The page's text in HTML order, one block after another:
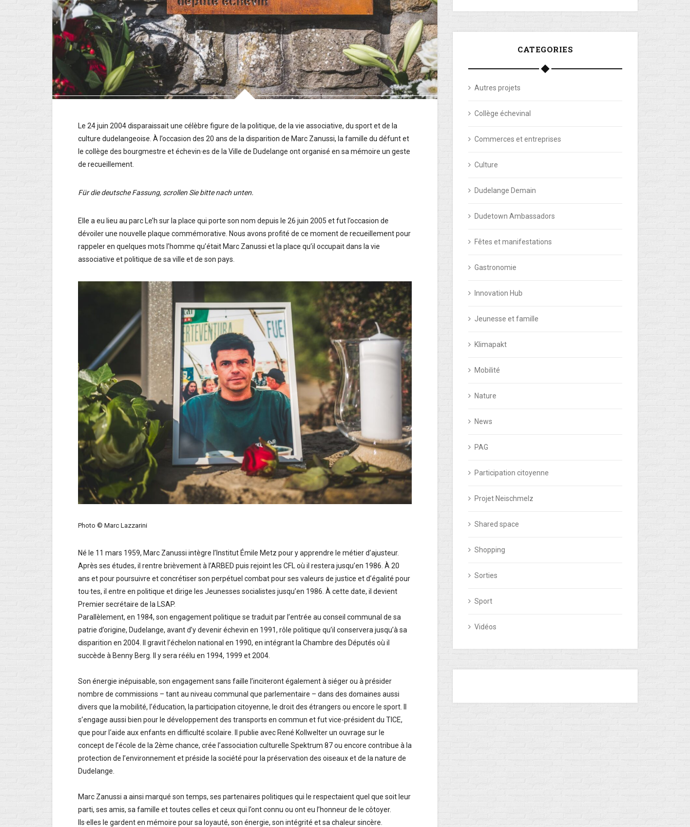
Le 24 juin 2004 disparaissait une célèbre figure de la politique, de la vie associative, du sport et de la
culture dudelangeoise. À l’occasion des 20 ans de la disparition de Marc Zanussi, la famille du défunt et
le collège des bourgmestre et échevin·es de la Ville de Dudelange ont organisé en sa mémoire un geste
de recueillement.
Für die deutsche Fassung, scrollen Sie bitte nach unten.
Elle a eu lieu au parc Le’h sur la place qui porte son nom depuis le 26 juin 2005 et fut l’occasion de
dévoiler une nouvelle plaque commémorative. Nous avons profité de ce moment de recueillement pour
rappeler en quelques mots l’homme qu’était Marc Zanussi et la place qu’il occupait dans la vie
associative et politique de sa ville et de son pays.
Photo © Marc Lazzarini
Né le 11 mars 1959, Marc Zanussi intègre l’Institut Émile Metz pour y apprendre le métier d’ajusteur.
Après ses études, il rentre brièvement à l’ARBED puis rejoint les CFL où il restera jusqu’en 1986. À 20
ans et pour poursuivre et concrétiser son perpétuel combat pour ses valeurs de justice et d’égalité pour
tou·tes, il entre en politique et dirige les Jeunesses socialistes jusqu’en 1986. À cette date, il devient
Premier secrétaire de la LSAP.
Parallèlement, en 1984, son engagement politique se traduit par l’entrée au conseil communal de sa
patrie d’origine, Dudelange, avant d’y devenir échevin en 1991, rôle politique qu’il conservera jusqu’à sa
disparition en 2004. Il gravit l’échelon national en 1990, en intégrant la Chambre des Députés où il
succède à Benny Berg. Il y sera réélu en 1994, 1999 et 2004.
Son énergie inépuisable, son engagement sans faille l’inciteront également à siéger ou à présider
nombre de commissions – tant au niveau communal que parlementaire – dans des domaines aussi
divers que la mobilité, l’éducation, la participation citoyenne, le droit des étrangers ou encore le sport. Il
s’engage aussi bien pour le développement des transports en commun et fut vice-président du TICE,
que pour l‘aide aux enfants en difficulté scolaire. Il publie avec René Kollwelter un ouvrage sur le
concept de l’école de la 2ème chance, crée l’association culturelle Spektrum 87 ou encore contribue à la
protection de l’environnement et préside la société pour la préservation des oiseaux et de la nature de
Dudelange.
Marc Zanussi a ainsi marqué son temps, ses partenaires politiques qui le respectaient quel que soit leur
parti, ses amis, sa famille et toutes celles et ceux qui l’ont connu ou ont eu l’honneur de le côtoyer.
Ils·elles le gardent en mémoire pour sa loyauté, son énergie, son intégrité et sa chaleur sincère.
CATEGORIES
Autres projets
Collège échevinal
Commerces et entreprises
Culture
Dudelange Demain
Dudetown Ambassadors
Fêtes et manifestations
Gastronomie
Innovation Hub
Jeunesse et famille
Klimapakt
Mobilité
Nature
News
PAG
Participation citoyenne
Projet Neischmelz
Shared space
Shopping
Sorties
Sport
Vidéos